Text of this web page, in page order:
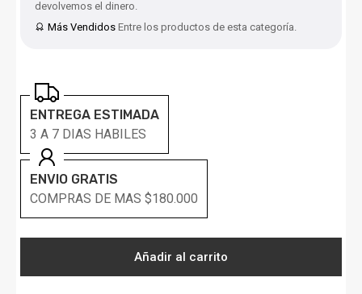
devolvemos el dinero.
Más Vendidos Entre los productos de esta categoría.
ENTREGA ESTIMADA
3 A 7 DIAS HABILES
ENVIO GRATIS
COMPRAS DE MAS $180.000
Añadir al carrito